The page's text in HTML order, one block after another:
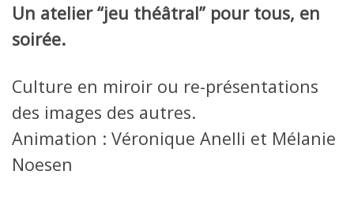
Un atelier “jeu théâtral” pour tous, en
soirée.
Culture en miroir ou re-présentations
des images des autres.
Animation : Véronique Anelli et Mélanie
Noesen